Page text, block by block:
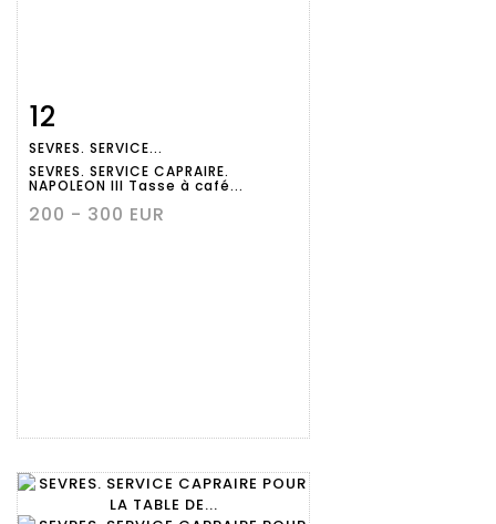
détaillée
12
SEVRES. SERVICE...
SEVRES. SERVICE CAPRAIRE.
NAPOLEON III Tasse à café...
200 - 300 EUR